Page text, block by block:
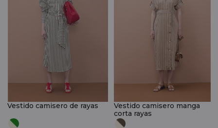
Vestido camisero de rayas
Vestido camisero manga
corta rayas